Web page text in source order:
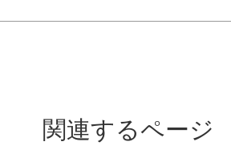
関連するページ